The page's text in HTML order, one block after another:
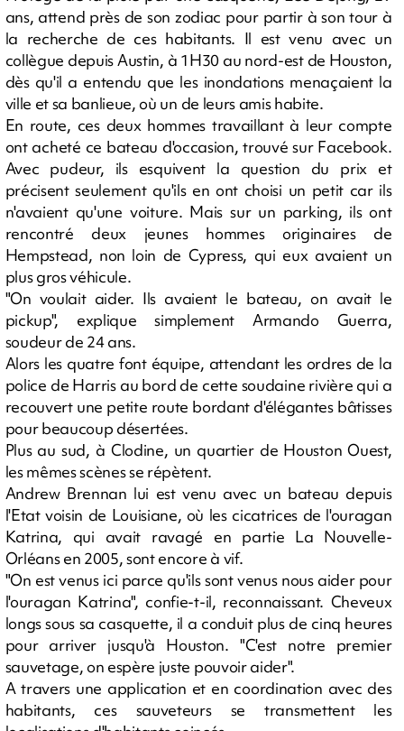
ans, attend près de son zodiac pour partir à son tour à
la recherche de ces habitants. Il est venu avec un
collègue depuis Austin, à 1H30 au nord-est de Houston,
dès qu'il a entendu que les inondations menaçaient la
ville et sa banlieue, où un de leurs amis habite.
En route, ces deux hommes travaillant à leur compte
ont acheté ce bateau d'occasion, trouvé sur Facebook.
Avec pudeur, ils esquivent la question du prix et
précisent seulement qu'ils en ont choisi un petit car ils
n'avaient qu'une voiture. Mais sur un parking, ils ont
rencontré deux jeunes hommes originaires de
Hempstead, non loin de Cypress, qui eux avaient un
plus gros véhicule.
"On voulait aider. Ils avaient le bateau, on avait le
pickup", explique simplement Armando Guerra,
soudeur de 24 ans.
Alors les quatre font équipe, attendant les ordres de la
police de Harris au bord de cette soudaine rivière qui a
recouvert une petite route bordant d'élégantes bâtisses
pour beaucoup désertées.
Plus au sud, à Clodine, un quartier de Houston Ouest,
les mêmes scènes se répètent.
Andrew Brennan lui est venu avec un bateau depuis
l'Etat voisin de Louisiane, où les cicatrices de l'ouragan
Katrina, qui avait ravagé en partie La Nouvelle-
Orléans en 2005, sont encore à vif.
"On est venus ici parce qu'ils sont venus nous aider pour
l'ouragan Katrina", confie-t-il, reconnaissant. Cheveux
longs sous sa casquette, il a conduit plus de cinq heures
pour arriver jusqu'à Houston. "C'est notre premier
sauvetage, on espère juste pouvoir aider".
A travers une application et en coordination avec des
habitants, ces sauveteurs se transmettent les